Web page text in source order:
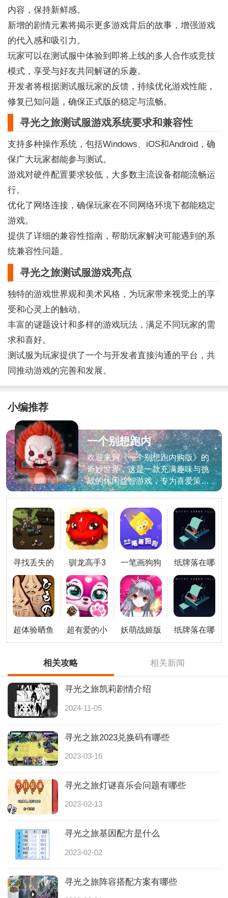
内容，保持新鲜感。
新增的剧情元素将揭示更多游戏背后的故事，增强游戏
的代入感和吸引力。
玩家可以在测试服中体验到即将上线的多人合作或竞技
模式，享受与好友共同解谜的乐趣。
开发者将根据测试服玩家的反馈，持续优化游戏性能，
修复已知问题，确保正式版的稳定与流畅。
寻光之旅测试服游戏系统要求和兼容性
支持多种操作系统，包括Windows、iOS和Android，确
保广大玩家都能参与测试。
游戏对硬件配置要求较低，大多数主流设备都能流畅运
行。
优化了网络连接，确保玩家在不同网络环境下都能稳定
游戏。
提供了详细的兼容性指南，帮助玩家解决可能遇到的系
统兼容性问题。
寻光之旅测试服游戏亮点
独特的游戏世界观和美术风格，为玩家带来视觉上的享
受和心灵上的触动。
丰富的谜题设计和多样的游戏玩法，满足不同玩家的需
求和喜好。
测试服为玩家提供了一个与开发者直接沟通的平台，共
同推动游戏的完善和发展。
小编推荐
一个别想跑内
购版
欢迎来到《一个别想跑内购版》的
奇妙世界，这是一款充满趣味与挑
战的休闲益智游戏，专为喜爱策略
与反应的玩家量身定制。在这个游
者，穿越各种精心设计的关卡，利
用智慧与技巧，捕捉那些狡猾的逃
跑者。现在，让我们一同踏上这场
充满惊喜的冒险之旅吧！
寻找丢失的
能孩子手机
版
驯龙高手3
最新版
一笔画狗狗
安卓版
纸牌落在哪
破解版
超体验晒鱼
最新版
超有爱的小
毛球
妖萌战姬版
本大全
纸牌落在哪
安卓版
相关攻略 相关新闻
寻光之旅凯莉剧情介绍
2024-11-05
寻光之旅2023兑换码有哪些
2023-03-16
寻光之旅灯谜喜乐会问题有哪些
2023-02-13
寻光之旅基因配方是什么
2023-02-02
寻光之旅阵容搭配方案有哪些